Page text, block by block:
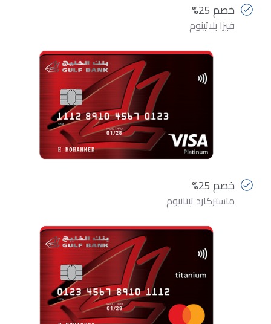
خصم 25%
فيزا بلاتينوم
خصم 25%
ماستركارد تيتانيوم